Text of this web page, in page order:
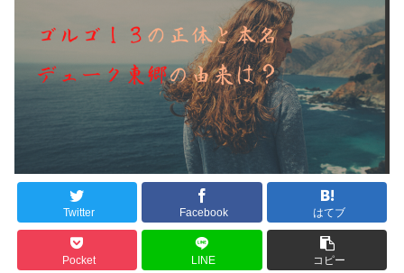
Twitter Facebook はてブ
Pocket LINE コピー